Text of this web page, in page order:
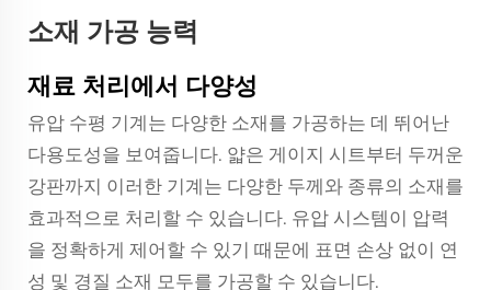
소재 가공 능력
재료 처리에서 다양성
유압 수평 기계는 다양한 소재를 가공하는 데 뛰어난
다용도성을 보여줍니다. 얇은 게이지 시트부터 두꺼운
강판까지 이러한 기계는 다양한 두께와 종류의 소재를
효과적으로 처리할 수 있습니다. 유압 시스템이 압력
을 정확하게 제어할 수 있기 때문에 표면 손상 없이 연
성 및 경질 소재 모두를 가공할 수 있습니다.